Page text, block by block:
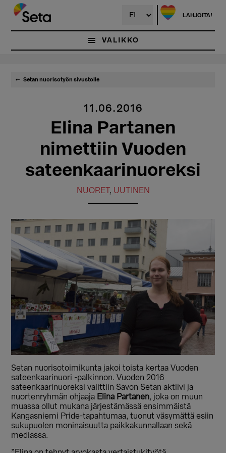
Hyppää
pääsisältöön
LAHJOITA!
VALIKKO
Setan nuorisotyön sivustolle
11.06.2016
Elina Partanen
nimettiin Vuoden
sateenkaarinuoreksi
NUORET , UUTINEN
Setan nuorisotoimikunta jakoi toista kertaa Vuoden
sateenkaarinuori -palkinnon. Vuoden 2016
sateenkaarinuoreksi valittiin Savon Setan aktiivi ja
nuortenryhmän ohjaaja Elina Partanen, joka on muun
muassa ollut mukana järjestämässä ensimmäistä
Kangasniemi Pride-tapahtumaa, tuonut väsymättä esiin
sukupuolen moninaisuutta paikkakunnallaan sekä
mediassa.